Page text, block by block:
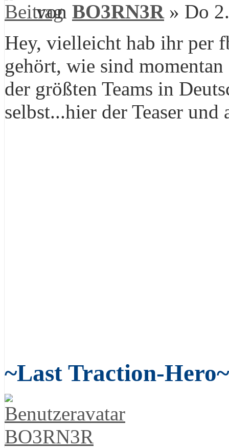
von BO3RN3R» Do
Hey, vielleicht hab ihr per
gehört, wie sind
der größten Teams in
selbst...hier der Teaser
~Last Traction-Hero~
BO3RN3R